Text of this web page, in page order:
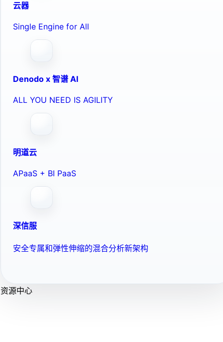
云器
Single Engine for All
Denodo x 智谱 AI
ALL YOU NEED IS AGILITY
明道云
APaaS + BI PaaS
深信服
安全专属和弹性伸缩的混合分析新架构
资源中心